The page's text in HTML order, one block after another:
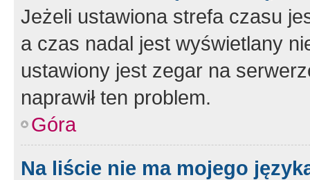
Jeżeli ustawiona strefa czasu
a czas nadal jest wyświetlany
ustawiony jest zegar na
naprawił ten problem.
Góra
Na liście nie ma mojego